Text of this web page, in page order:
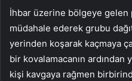
İhbar üzerine bölgeye
müdahale ederek grubu
yerinden koşarak kaçmaya
bir kovalamacanın ardından
kişi kavgaya rağmen